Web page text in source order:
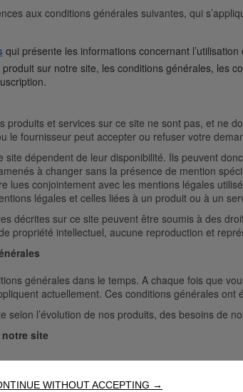
aux conditions générales suivantes, qui
qui présente les informations concernant
sur notre site, les conditions générales, les
produits et services sur ce site ne sont pas, et ne
le fournisseur peut accepter ou refuser votre
dépendent de leur disponibilité. Ils peuvent
à changer sans la présence de mention
lues conjointement avec les mentions légales
légales et celles liées à un produit ou à un
décrites sur ce site peuvent être soumis à des
propriété intellectuel, aucune reproduction et
générales dans le temps. A chaque fois que
actuellement. Ces conditions générales
selon l’évolution de nos produits, des besoins de
site
qu’il contient, soient toujours disponibles
pour des raisons commerciales et/ou
WITHOUT ACCEPTING →